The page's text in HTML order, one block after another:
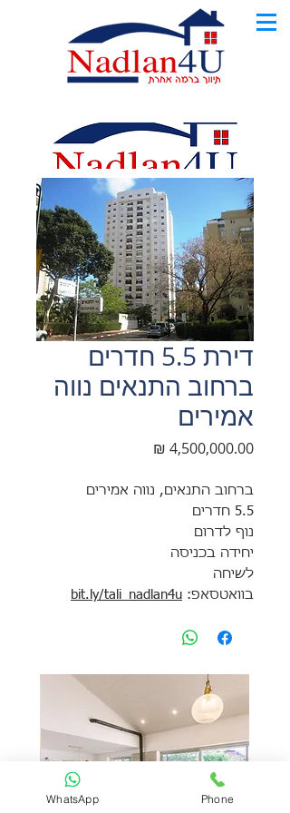
דירת 5.5 חדרים
ברחוב התנאים נווה
אמירים
ברחוב התנאים, נווה אמירים
5.5 חדרים
נוף לדרום
יחידה בכניסה
לשיחה
בוואטסאפ: bit.ly/tali_nadlan4u
WhatsApp Phone